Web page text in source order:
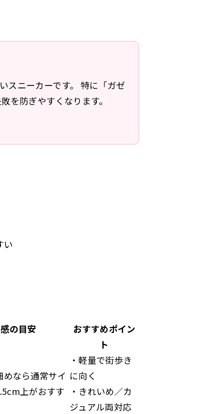
スニーカーです。 特に「ガゼ
を防ぎやすくなります。
い
の目安
おすすめポイン
ト
なら通常サイ
上がおすす
・軽量で街歩き
に向く
・きれいめ／カ
ジュアル両対応